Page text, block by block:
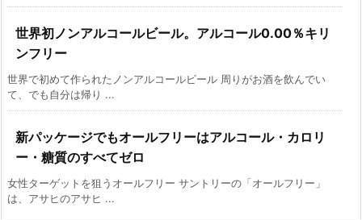
世界初ノンアルコールビール。アルコール0.00％キリ
ンフリー
世界で初めて作られたノンアルコールビール 周りがお酒を飲んでい
て、でも自分は帰り ...
新パッケージでもオールフリーはアルコール・カロリ
ー・糖質のすべてゼロ
女性ターゲットを狙うオールフリー サントリーの「オールフリー」
は、アサヒのアサヒ ...